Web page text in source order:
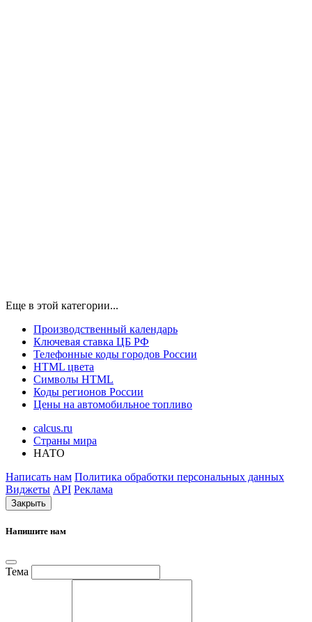
Еще в этой категории...
Производственный календарь
Ключевая ставка ЦБ РФ
Телефонные коды городов России
HTML цвета
Символы HTML
Коды регионов России
Цены на автомобильное топливо
calcus.ru
Страны мира
НАТО
Написать нам Политика обработки персональных данных
Виджеты API Реклама
Закрыть
Напишите нам
Тема